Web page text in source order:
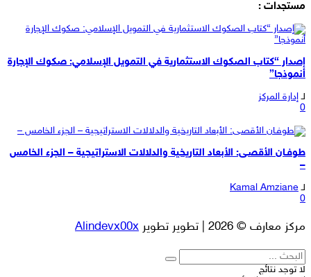
مستجدات :
إصدار “كتاب الصكوك الاستثمارية في التمويل الإسلامي: صكوك الإجارة
أنموذجا”
لـ إدارة المركز
0
طوفـان الأقصـى: الأبعاد التاريخية والدلالات الاستراتيجية – الجزء الخامس
–
لـ Kamal Amziane
0
مركز معارف © 2026 | تطوير تطوير Alindevx00x
لا توجد نتائج